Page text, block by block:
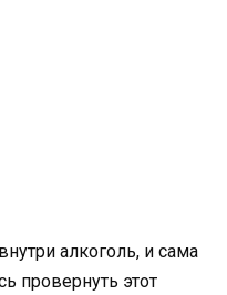
алкоголь, и сама
провернуть этот